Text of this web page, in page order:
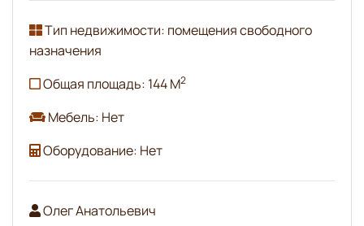
Тип недвижимости: помещения свободного
назначения
Общая площадь: 144 М2
Мебель: Нет
Оборудование: Нет
Олег Анатольевич